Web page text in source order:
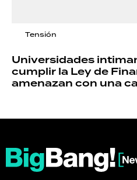
Tensión
Universidades
cumplir la Ley de
amenazan con una